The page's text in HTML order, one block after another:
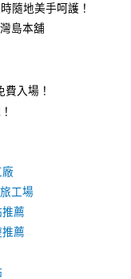
隨地美手呵護！
島本舖
入場！
工場
薦
薦